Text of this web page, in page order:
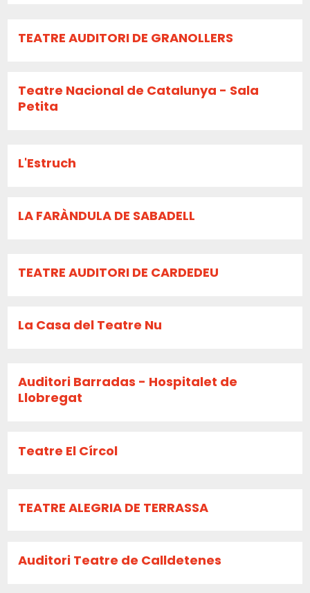
TEATRE AUDITORI DE GRANOLLERS
Teatre Nacional de Catalunya - Sala
Petita
L'Estruch
LA FARÀNDULA DE SABADELL
TEATRE AUDITORI DE CARDEDEU
La Casa del Teatre Nu
Auditori Barradas - Hospitalet de
Llobregat
Teatre El Círcol
TEATRE ALEGRIA DE TERRASSA
Auditori Teatre de Calldetenes